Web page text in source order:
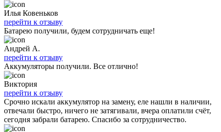
Илья Ковеньков
перейти к отзыву
Батарею получили, будем сотрудничать еще!
Андрей А.
перейти к отзыву
Аккумуляторы получили. Все отлично!
Виктория
перейти к отзыву
Срочно искали аккумулятор на замену, еле нашли в наличии,
отвечали быстро, ничего не затягивали, вчера оплатили счёт,
сегодня забрали батарею. Спасибо за сотрудничество.